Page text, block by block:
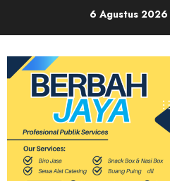
6 Agustus 2026